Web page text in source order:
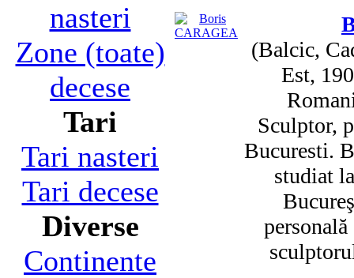
nasteri
Zone (toate)
decese
Tari
Tari nasteri
Tari decese
Diverse
Continente
(Balcic,
Est,
Sculptor,
Bucuresti.
studiat